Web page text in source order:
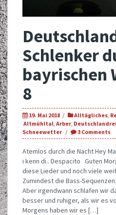
Schlenker
bayrischen
8
19. Mai 2018 Alltägliches
Altmühltal Arber
Schneewetter
3 Comments
Atemlos durch die Nacht Hey
i kenn di.. Despacito Guten
diese Lieder und noch viele
Zumindest die Bass-
Aber irgendwann schlafen wir
besser und ruhiger, als wir es
Morgens haben wir es […]